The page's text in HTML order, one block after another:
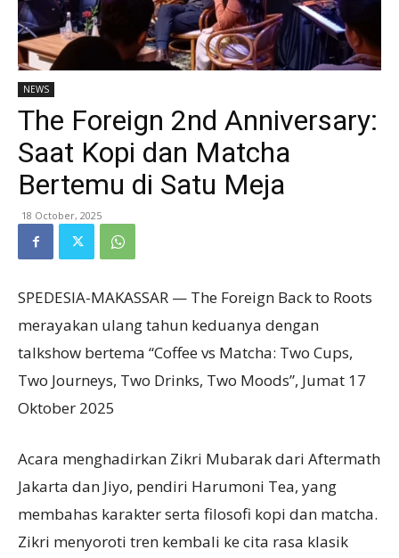
NEWS
The Foreign 2nd Anniversary:
Saat Kopi dan Matcha
Bertemu di Satu Meja
18 October, 2025
SPEDESIA-MAKASSAR — The Foreign Back to Roots
merayakan ulang tahun keduanya dengan
talkshow bertema “Coffee vs Matcha: Two Cups,
Two Journeys, Two Drinks, Two Moods”, Jumat 17
Oktober 2025
Acara menghadirkan Zikri Mubarak dari Aftermath
Jakarta dan Jiyo, pendiri Harumoni Tea, yang
membahas karakter serta filosofi kopi dan matcha.
Zikri menyoroti tren kembali ke cita rasa klasik